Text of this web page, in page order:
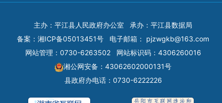
主办：平江县人民政府办公室
承办：平江县数据局
备案： 湘ICP备05013451号 电子邮箱： pjzwgkb@163.com
网站管理：0730-6263502
网站标识码：4306260016
湘公网安备：43062602000131号
县政府办电话：0730-6222226